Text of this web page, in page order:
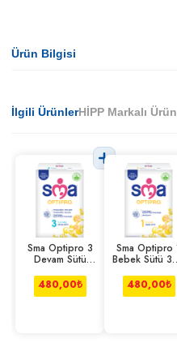
Ürün Bilgisi
İlgili ÜrünlerHİPP Markalı
Sma Optipro 3
Devam Sütü
480,00₺
Sma Optipro
Bebek Sütü
480,00₺